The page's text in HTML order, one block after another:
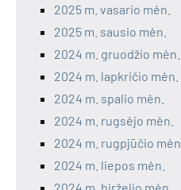
2025 m. vasario mėn.
2025 m. sausio mėn.
2024 m. gruodžio mėn.
2024 m. lapkričio mėn.
2024 m. spalio mėn.
2024 m. rugsėjo mėn.
2024 m. rugpjūčio mėn.
2024 m. liepos mėn.